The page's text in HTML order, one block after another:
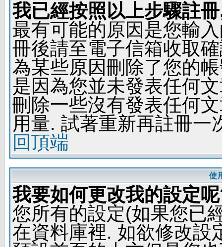
我已經按照以上步驟註
最有可能的原因是您輸
冊後請至電子信箱收取
為某些原因刪除了您的
是因為您並未發表任何
刪除一些沒有發表任何
用量. 試著重新再註冊一
回頂端
使
我要如何更改我的設定
您所有的設定(如果您已
在資料庫裡. 如欲修改設